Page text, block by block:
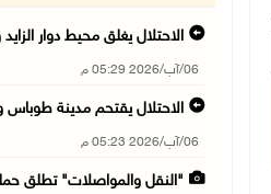
الاحتلال يغلق محيط دوار
06/آب/2026 05:29 م
الاحتلال يقتحم مدينة طوباس
06/آب/2026 05:23 م
"النقل والمواصلات" تطلق